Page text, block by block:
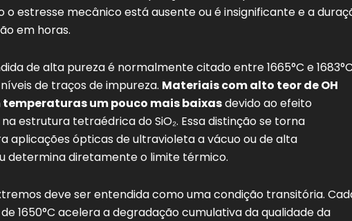
o estresse mecânico está ausente ou é insignificante e a
em horas.
de alta pureza é normalmente citado entre 1665°C e
de traços de impureza. Materiais com alto teor de OH
um pouco mais baixasdevido ao efeito
estrutura tetraédrica do SiO₂. Essa distinção se torna
aplicações ópticas de ultravioleta a vácuo ou de alta
determina diretamente o limite térmico.
deve ser entendida como uma condição transitória.
1650°C acelera a degradação cumulativa da qualidade da